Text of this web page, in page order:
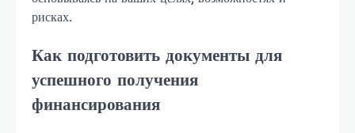
рисках.
Как подготовить документы для
успешного получения
финансирования